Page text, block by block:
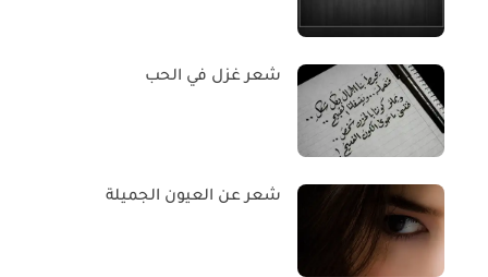
شعر غزل في الحب
شعر عن العيون الجميلة